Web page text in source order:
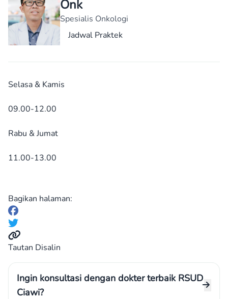
Onk
Spesialis Onkologi
Jadwal Praktek
Selasa & Kamis
09.00-12.00
Rabu & Jumat
11.00-13.00
Bagikan halaman:
Tautan Disalin
Ingin konsultasi dengan dokter terbaik RSUD
Ciawi?